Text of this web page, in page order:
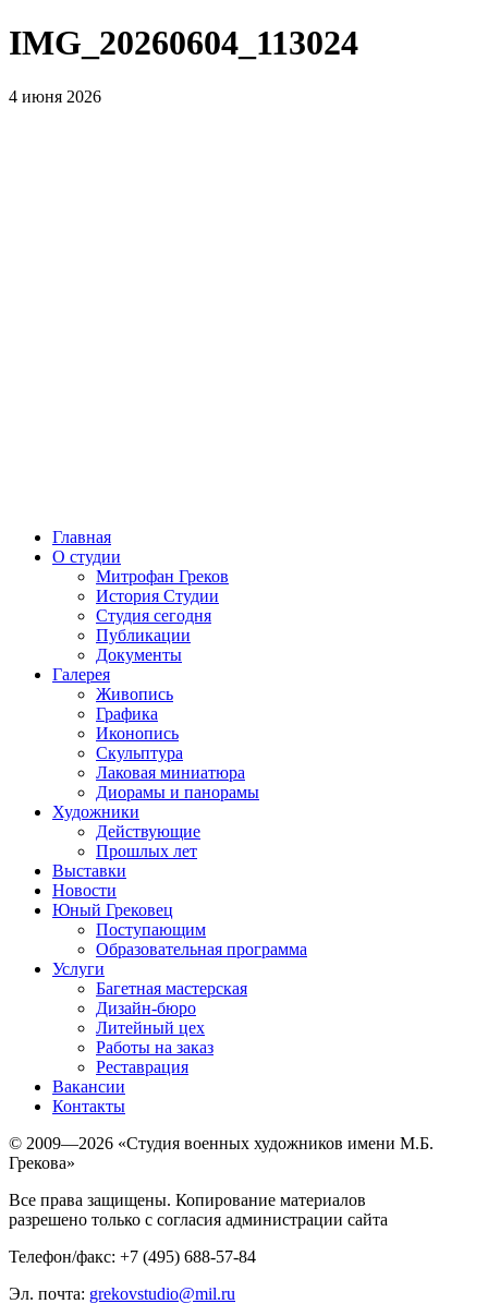
IMG_20260604_113024
4 июня 2026
Главная
О студии
Митрофан Греков
История Студии
Студия сегодня
Публикации
Документы
Галерея
Живопись
Графика
Иконопись
Скульптура
Лаковая миниатюра
Диорамы и панорамы
Художники
Действующие
Прошлых лет
Выставки
Новости
Юный Грековец
Поступающим
Образовательная программа
Услуги
Багетная мастерская
Дизайн-бюро
Литейный цех
Работы на заказ
Реставрация
Вакансии
Контакты
© 2009—2026 «Студия военных художников имени М.Б.
Грекова»
Все права защищены. Копирование материалов
разрешено только с согласия администрации сайта
Телефон/факс: +7 (495) 688-57-84
Эл. почта: grekovstudio@mil.ru